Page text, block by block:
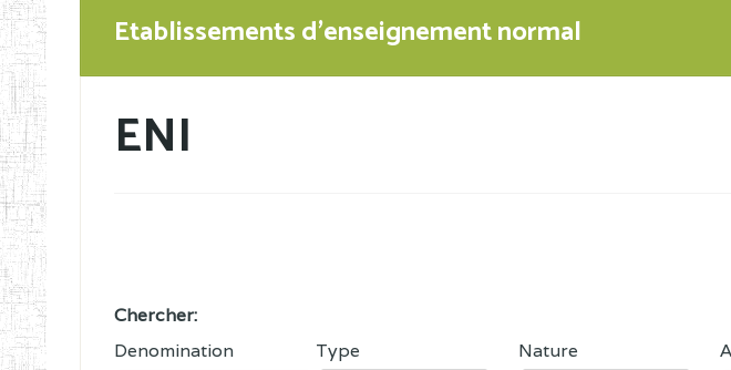
Etablissements d'enseignement normal
ENI
Chercher:
Denomination
Type Nature